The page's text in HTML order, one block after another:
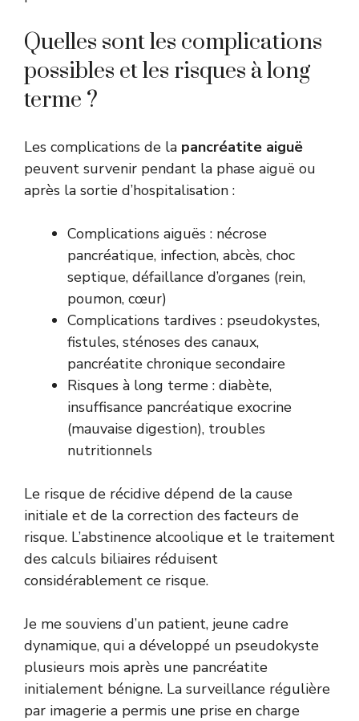
Quelles sont les complications
possibles et les risques à long
terme ?
Les complications de la pancréatite aiguë
peuvent survenir pendant la phase aiguë ou
après la sortie d’hospitalisation :
Complications aiguës : nécrose
pancréatique, infection, abcès, choc
septique, défaillance d’organes (rein,
poumon, cœur)
Complications tardives : pseudokystes,
fistules, sténoses des canaux,
pancréatite chronique secondaire
Risques à long terme : diabète,
insuffisance pancréatique exocrine
(mauvaise digestion), troubles
nutritionnels
Le risque de récidive dépend de la cause
initiale et de la correction des facteurs de
risque. L’abstinence alcoolique et le traitement
des calculs biliaires réduisent
considérablement ce risque.
Je me souviens d’un patient, jeune cadre
dynamique, qui a développé un pseudokyste
plusieurs mois après une pancréatite
initialement bénigne. La surveillance régulière
par imagerie a permis une prise en charge